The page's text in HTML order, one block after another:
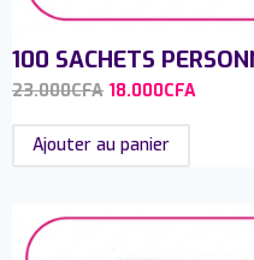
100 SACHETS
23.000CFA 18.000CFA
Ajouter au panier